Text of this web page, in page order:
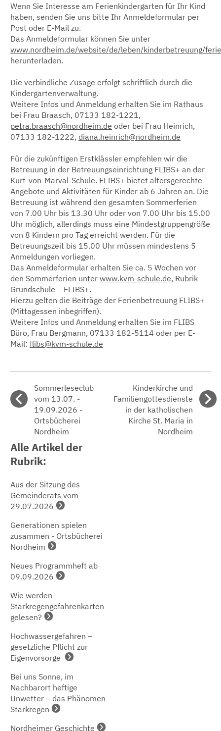
Wenn Sie Interesse am Ferienkindergarten für Ihr Kind
haben, senden Sie uns bitte Ihr Anmeldeformular per
Post oder E-Mail zu.
Das Anmeldeformular können Sie unter
www.nordheim.de/website/de/leben/kinderbetreuung/
herunterladen.
Die verbindliche Zusage erfolgt schriftlich durch die
Kindergartenverwaltung.
Weitere Infos und Anmeldung erhalten Sie im Rathaus
bei Frau Braasch, 07133 182-1221,
petra.braasch@nordheim.de oder bei Frau Heinrich,
07133 182-1222, diana.heinrich@nordheim.de
Für die zukünftigen Erstklässler empfehlen wir die
Betreuung in der Betreuungseinrichtung FLIBS+ an der
Kurt-von-Marval-Schule. FLIBS+ bietet altersgerechte
Angebote und Aktivitäten für Kinder ab 6 Jahren an. Die
Betreuung ist während den gesamten Sommerferien
von 7.00 Uhr bis 13.30 Uhr oder von 7.00 Uhr bis 15.00
Uhr möglich, allerdings muss eine Mindestgruppengröße
von 8 Kindern pro Tag erreicht werden. Für die
Betreuungszeit bis 15.00 Uhr müssen mindestens 5
Anmeldungen vorliegen.
Das Anmeldeformular erhalten Sie ca. 5 Wochen vor
den Sommerferien unter www.kvm-schule.de, Rubrik
Grundschule – FLIBS+.
Hierzu gelten die Beiträge der Ferienbetreuung FLIBS+
(Mittagessen inbegriffen).
Weitere Infos und Anmeldung erhalten Sie im FLIBS
Büro, Frau Bergmann, 07133 182-5114 oder per E-
Mail: flibs@kvm-schule.de
Sommerleseclub
vom 13.07. -
19.09.2026 -
Ortsbücherei
Nordheim
Kinderkirche und
Familiengottesdienste
in der katholischen
Kirche St. Maria in
Nordheim
Alle Artikel der
Rubrik:
Aus der Sitzung des
Gemeinderats vom
29.07.2026
Generationen spielen
zusammen - Ortsbücherei
Nordheim
Neues Programmheft ab
09.09.2026
Wie werden
Starkregengefahrenkarten
gelesen?
Hochwassergefahren –
gesetzliche Pflicht zur
Eigenvorsorge
Bei uns Sonne, im
Nachbarort heftige
Unwetter – das Phänomen
Starkregen
Nordheimer Geschichte